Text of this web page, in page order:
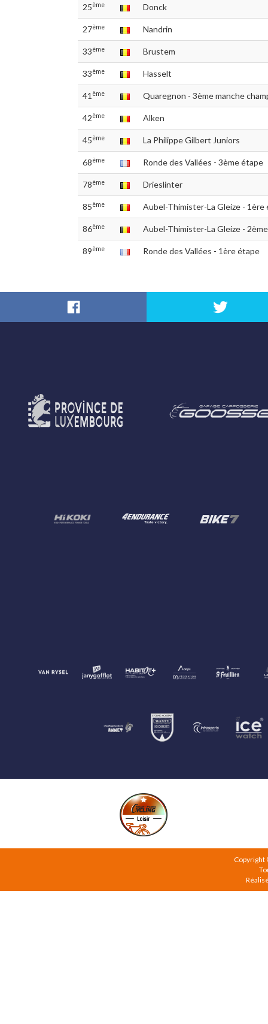
25ème Donck
27ème Nandrin
33ème Brustem
33ème Hasselt
41 ème Quaregnon - 3ème manche
42ème Alken
45ème La Philippe Gilbert Juniors
68ème Ronde des Vallées - 3ème étape
78ème Drieslinter
85ème Aubel-Thimister-La Gleize - 1ère
86ème Aubel-Thimister-La Gleize -
89ème Ronde des Vallées - 1ère étape